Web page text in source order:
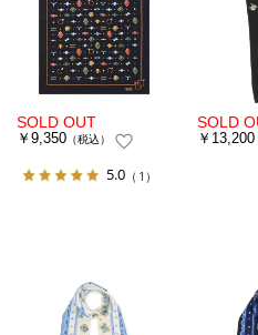
￥9,350 （税込）
5.0 （1）
￥13,200